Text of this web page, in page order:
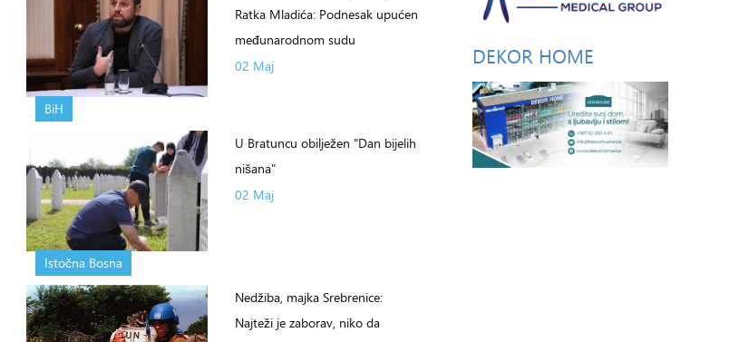
BiH
Ratka Mladića: Podnesak upućen
međunarodnom sudu
02 Maj
Istočna Bosna
U Bratuncu obilježen "Dan bijelih
nišana"
02 Maj
Nedžiba, majka Srebrenice:
Najteži je zaborav, niko da
DEKOR HOME